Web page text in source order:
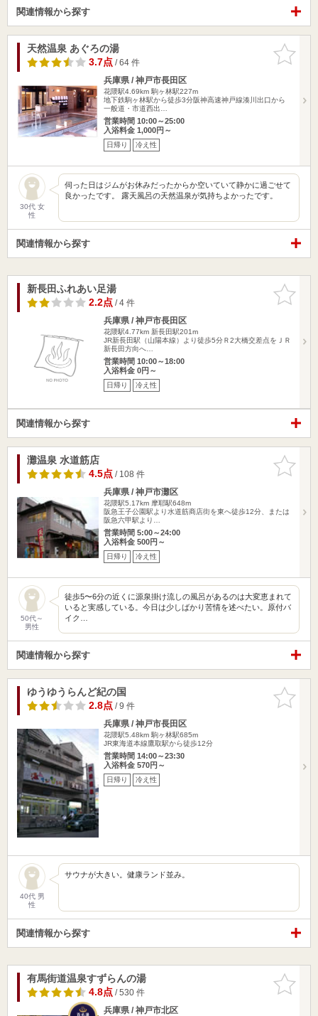
関連情報から探す
お気に入
りに追加
天然温泉 あぐろの湯
3.7点/ 64 件
兵庫県 / 神戸市長田区
花隈駅4.69km 駒ヶ林駅227m
地下鉄駒ヶ林駅から徒歩3分阪神高速神戸線湊川出口から
一般道・市道西出…
営業時間 10:00～25:00
入浴料金 1,000円～
日帰り 冷え性
30代 女
性
伺った日はジムがお休みだったからか空いていて静かに過ごせて
良かったです。 露天風呂の天然温泉が気持ちよかったです。
関連情報から探す
お気に入
りに追加
新長田ふれあい足湯
2.2点/ 4 件
兵庫県 / 神戸市長田区
花隈駅4.77km 新長田駅201m
JR新長田駅（山陽本線）より徒歩5分Ｒ2大橋交差点をＪＲ
新長田方向へ…
営業時間 10:00～18:00
入浴料金 0円～
日帰り 冷え性
関連情報から探す
お気に入
りに追加
灘温泉 水道筋店
4.5点/ 108 件
兵庫県 / 神戸市灘区
花隈駅5.17km 摩耶駅648m
阪急王子公園駅より水道筋商店街を東へ徒歩12分、または
阪急六甲駅より…
営業時間 5:00～24:00
入浴料金 500円～
日帰り 冷え性
50代～
男性
徒歩5〜6分の近くに源泉掛け流しの風呂があるのは大変恵まれて
いると実感している。今日は少しばかり苦情を述べたい。原付バ
イク…
関連情報から探す
お気に入
りに追加
ゆうゆうらんど紀の国
2.8点/ 9 件
兵庫県 / 神戸市長田区
花隈駅5.48km 駒ヶ林駅685m
JR東海道本線鷹取駅から徒歩12分
営業時間 14:00～23:30
入浴料金 570円～
日帰り 冷え性
40代 男
性
サウナが大きい。健康ランド並み。
関連情報から探す
お気に入
りに追加
有馬街道温泉すずらんの湯
4.8点/ 530 件
兵庫県 / 神戸市北区